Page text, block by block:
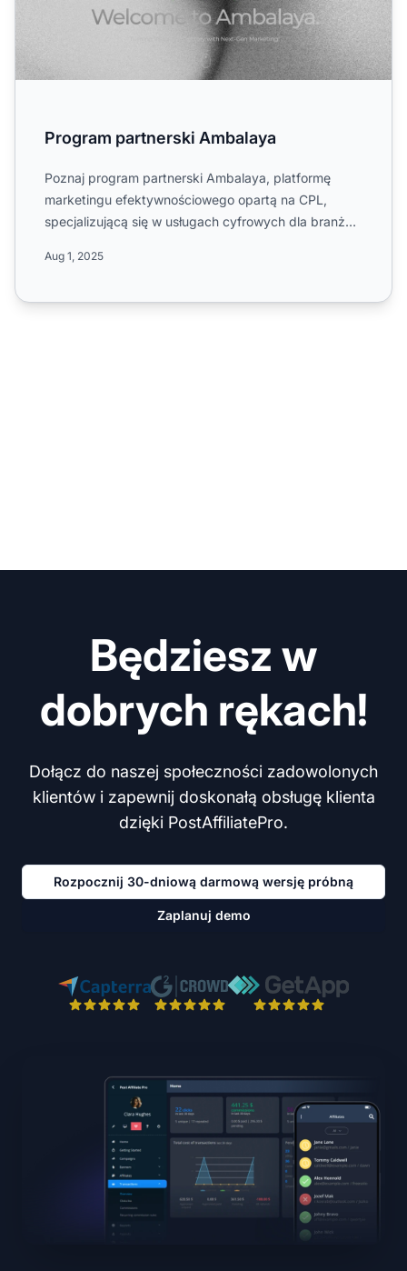
Program partnerski Ambalaya
Poznaj program partnerski Ambalaya, platformę
marketingu efektywnościowego opartą na CPL,
specjalizującą się w usługach cyfrowych dla branży
Aug 1, 2025
Będziesz w
dobrych rękach!
Dołącz do naszej społeczności zadowolonych
klientów i zapewnij doskonałą obsługę klienta
dzięki PostAffiliatePro.
Rozpocznij 30-dniową darmową wersję próbną
Zaplanuj demo